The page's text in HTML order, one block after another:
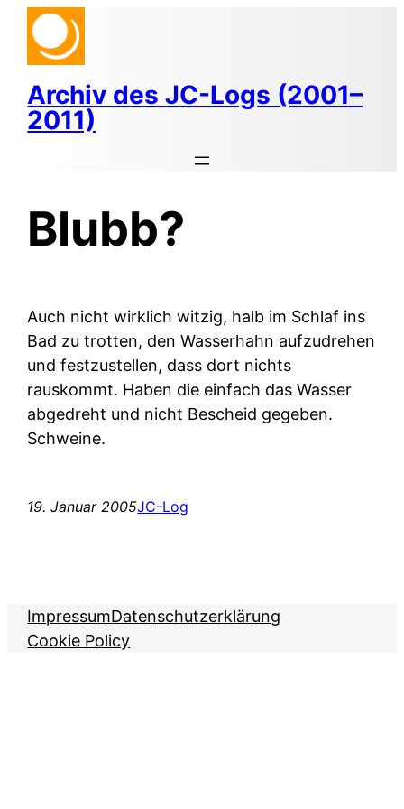
Zum
Inhalt
springen
Archiv des JC-Logs (2001–
2011)
Blubb?
Auch nicht wirklich witzig, halb im Schlaf ins
Bad zu trotten, den Wasserhahn aufzudrehen
und festzustellen, dass dort nichts
rauskommt. Haben die einfach das Wasser
abgedreht und nicht Bescheid gegeben.
Schweine.
19. Januar 2005JC-Log
ImpressumDatenschutzerklärung
Cookie Policy